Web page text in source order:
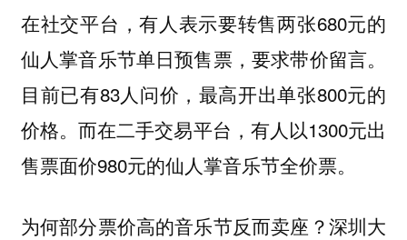
在社交平台，有人表示要转售两张680元的
仙人掌音乐节单日预售票，要求带价留言。
目前已有83人问价，最高开出单张800元的
价格。而在二手交易平台，有人以1300元出
售票面价980元的仙人掌音乐节全价票。
为何部分票价高的音乐节反而卖座？深圳大